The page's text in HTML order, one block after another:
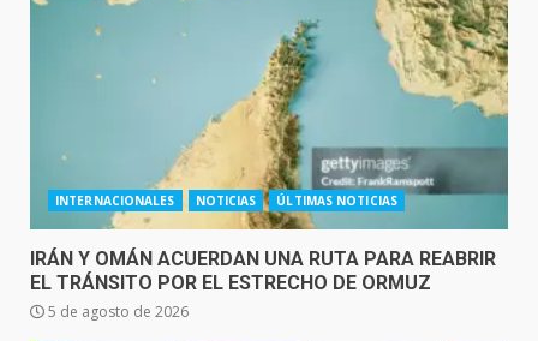
INTERNACIONALES NOTICIAS ÚLTIMAS NOTICIAS
IRÁN Y OMÁN ACUERDAN UNA RUTA PARA REABRIR
EL TRÁNSITO POR EL ESTRECHO DE ORMUZ
5 de agosto de 2026